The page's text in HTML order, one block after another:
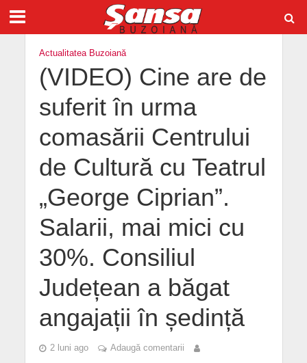
Actualitatea Buzoiană
(VIDEO) Cine are de
suferit în urma
comasării Centrului
de Cultură cu Teatrul
„George Ciprian”.
Salarii, mai mici cu
30%. Consiliul
Județean a băgat
angajații în ședință
2 luni ago Adaugă comentarii